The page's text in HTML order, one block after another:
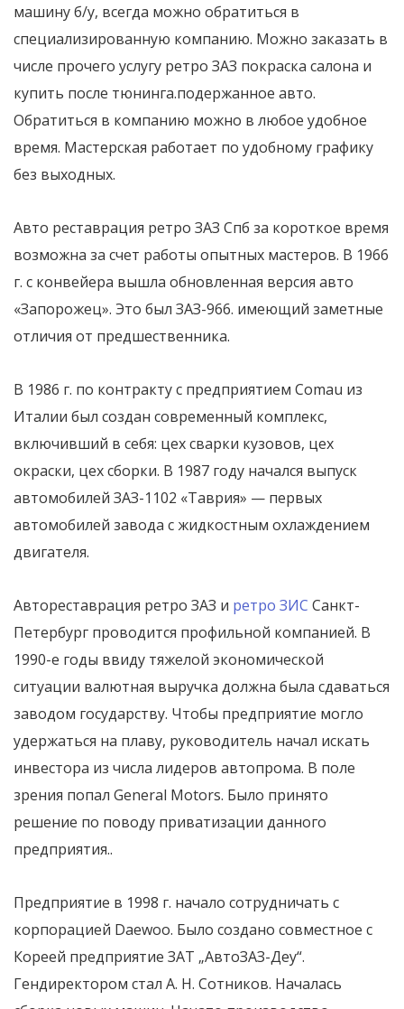
машину б/у, всегда можно обратиться в
специализированную компанию. Можно заказать в
числе прочего услугу ретро ЗАЗ покраска салона и
купить после тюнинга.подержанное авто.
Обратиться в компанию можно в любое удобное
время. Мастерская работает по удобному графику
без выходных.
Авто реставрация ретро ЗАЗ Спб за короткое время
возможна за счет работы опытных мастеров. В 1966
г. с конвейера вышла обновленная версия авто
«Запорожец». Это был ЗАЗ-966. имеющий заметные
отличия от предшественника.
В 1986 г. по контракту с предприятием Comau из
Италии был создан современный комплекс,
включивший в себя: цех сварки кузовов, цех
окраски, цех сборки. В 1987 году начался выпуск
автомобилей ЗАЗ-1102 «Таврия» — первых
автомобилей завода с жидкостным охлаждением
двигателя.
Автореставрация ретро ЗАЗ и ретро ЗИС Санкт-
Петербург проводится профильной компанией. В
1990-е годы ввиду тяжелой экономической
ситуации валютная выручка должна была сдаваться
заводом государству. Чтобы предприятие могло
удержаться на плаву, руководитель начал искать
инвестора из числа лидеров автопрома. В поле
зрения попал General Motors. Было принято
решение по поводу приватизации данного
предприятия..
Предприятие в 1998 г. начало сотрудничать с
корпорацией Daewoo. Было создано совместное с
Кореей предприятие ЗАТ „АвтоЗАЗ-Деу“.
Гендиректором стал А. Н. Сотников. Началась